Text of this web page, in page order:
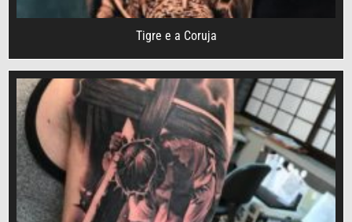
Tigre e a Coruja